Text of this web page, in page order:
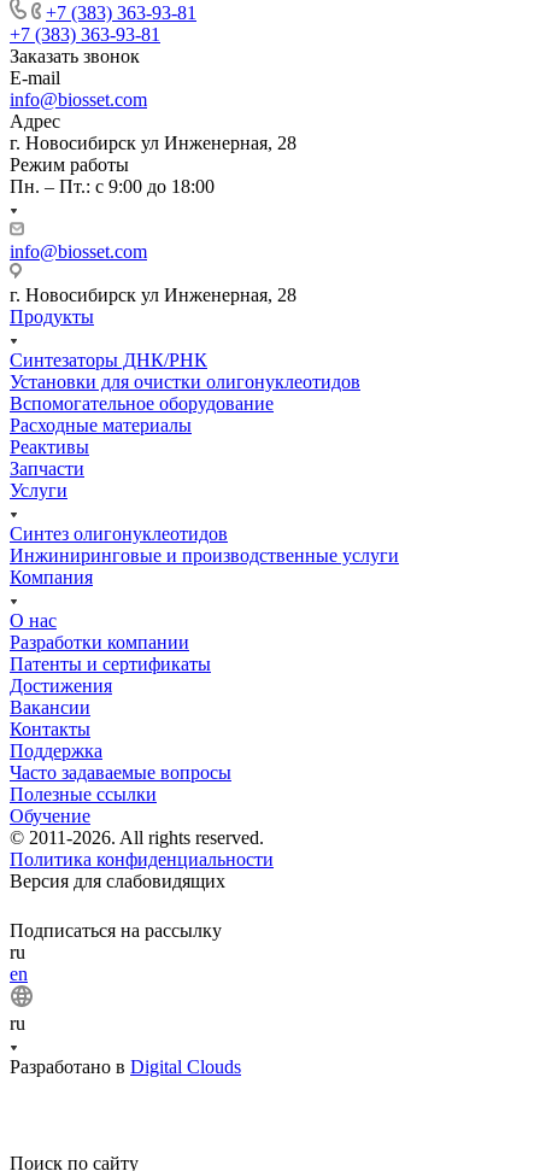
+7 (383) 363-93-81
+7 (383) 363-93-81
Заказать звонок
E-mail
info@biosset.com
Адрес
г. Новосибирск ул Инженерная, 28
Режим работы
Пн. – Пт.: с 9:00 до 18:00
info@biosset.com
г. Новосибирск ул Инженерная, 28
Продукты
Синтезаторы ДНК/РНК
Установки для очистки олигонуклеотидов
Вспомогательное оборудование
Расходные материалы
Реактивы
Запчасти
Услуги
Синтез олигонуклеотидов
Инжиниринговые и производственные услуги
Компания
О нас
Разработки компании
Патенты и сертификаты
Достижения
Вакансии
Контакты
Поддержка
Часто задаваемые вопросы
Полезные ссылки
Обучение
© 2011-2026. All rights reserved.
Политика конфиденциальности
Версия для слабовидящих
Подписаться на рассылку
ru
en
ru
Разработано в Digital Clouds
Поиск по сайту